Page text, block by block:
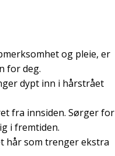
og pleie, er
for deg.
dypt inn i hårstrået
fra innsiden. Sørger for
i fremtiden.
hår som trenger ekstra